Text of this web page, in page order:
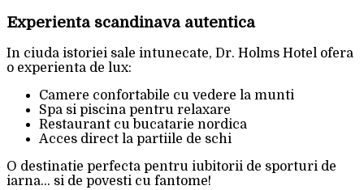
Experienta scandinava autentica
In ciuda istoriei sale intunecate, Dr. Holms Hotel ofera
o experienta de lux:
Camere confortabile cu vedere la munti
Spa si piscina pentru relaxare
Restaurant cu bucatarie nordica
Acces direct la partiile de schi
O destinatie perfecta pentru iubitorii de sporturi de
iarna… si de povesti cu fantome!